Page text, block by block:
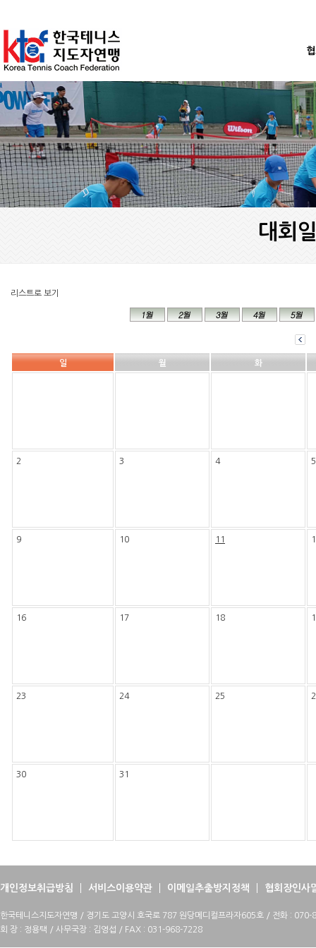
대회
리스트로 보기
일 월 화
2 3 4 5
9 10 11
16 17 18
23 24 25
30 31
개인정보취급방침 서비스이용약관 이메일추출방지정책 협회장인사
한국테니스지도자연맹 / 경기도 고양시 호국로 787 원당메디컬프라자605호 / 전화 :
회 장 : 정용택 / 사무국장 : 김영섭 / FAX : 031-968-7228